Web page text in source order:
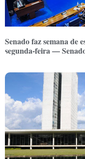
Senado faz semana de
segunda-feira —